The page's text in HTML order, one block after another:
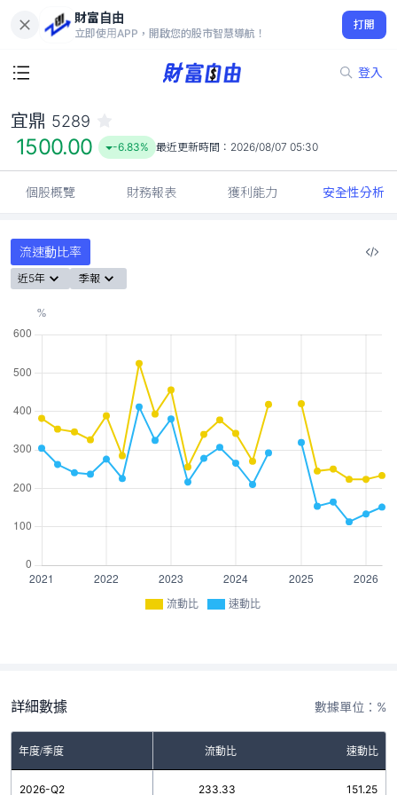
財富自由
立即使用APP，開啟您的股市智慧導航！
打開
登入
1500.00
-6.83%
宜鼎 5289
1500.00 -6.83% 最近更新時間： 2026/08/07 05:30
個股概覽 財務報表 獲利能力 安全性分析
流速動比率
近5年 季報
流動比 速動比
詳細數據 數據單位：%
年度/季度 流動比 速動比
2026-Q2 233.33 151.25